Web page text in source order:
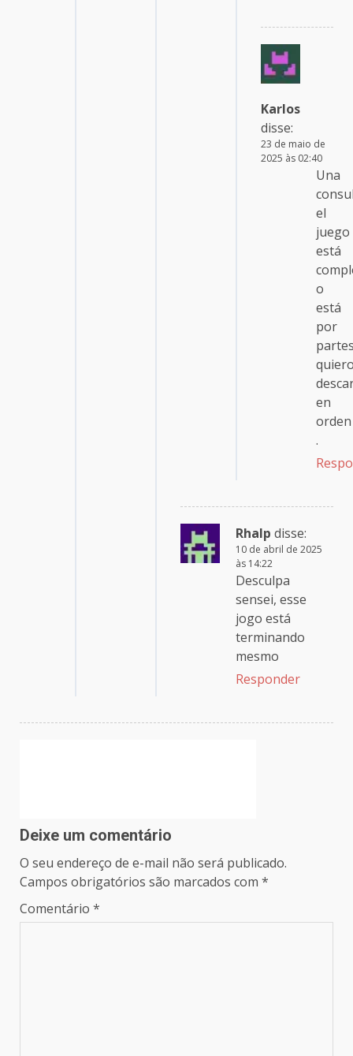
Karlos
disse:
23 de maio de
2025 às 02:40
Una
el
juego
está
o
está
por
en
orden
.
Rhalp disse:
10 de abril de 2025
às 14:22
Desculpa
sensei, esse
jogo está
terminando
mesmo
Responder
Deixe um comentário
O seu endereço de e-mail não será publicado.
Campos obrigatórios são marcados com *
Comentário *